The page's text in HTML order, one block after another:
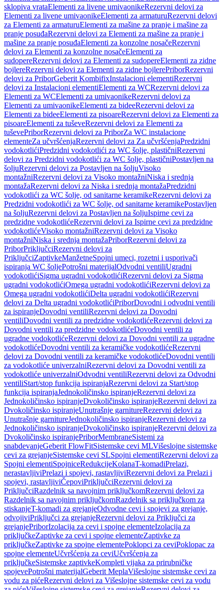
sklopiva vrataElementi za livene umivaonikeRezervni delovi za
Elementi za livene umivaonikeElementi za armaturuRezervni delovi
za Elementi za armaturuElementi za mašine za pranje i mašine za
pranje posuđaRezervni delovi za Elementi za mašine za pranje i
mašine za pranje posuđaElementi za konzolne nosačeRezervni
delovi za Elementi za konzolne nosačeElementi za
sudopereRezervni delovi za Elementi za sudopereElementi za zidne
bojlereRezervni delovi za Elementi za zidne bojlerePriborRezervni
delovi za PriborGeberit KombifixInstalacioni elementiRezervni
delovi za Instalacioni elementiElementi za WCRezervni delovi za
Elementi za WCElementi za umivaonikeRezervni delovi za
Elementi za umivaonikeElementi za bideeRezervni delovi za
Elementi za bideeElementi za pisoareRezervni delovi za Elementi za
pisoareElementi za tuševeRezervni delovi za Elementi za
tuševePriborRezervni delovi za PriborZa WC instalacione
elementeZa učvršćenjaRezervni delovi za Za učvršćenjaPredzidni
vodokotlićiPredzidni vodokotlići za WC šolje, plastičniRezervni
delovi za Predzidni vodokotlići za WC šolje, plastičniPostavljen na
šoljuRezervni delovi za Postavljen na šoljuVisoko
montažniRezervni delovi za Visoko montažniNiska i srednja
montažaRezervni delovi za Niska i srednja montažaPredzidni
vodokotlići za WC šolje, od sanitarne keramikeRezervni delovi za
Predzidni vodokotlići za WC šolje, od sanitarne keramikePostavljen
na šoljuRezervni delovi za Postavljen na šoljuIspirne cevi za
predzidne vodokotlićeRezervni delovi za Ispirne cevi za predzidne
vodokotlićeVisoko montažniRezervni delovi za Visoko
montažniNiska i srednja montažaPriborRezervni delovi za
PriborPriključciRezervni delovi za
PriključciZaptivkeManžetneSpojni umeci, rozetni i usporivači
ispiranja WC šoljePotrošni materijalOdvodni ventiliUgradni
vodokotlićiSigma ugradni vodokotlićiRezervni delovi za Sigma
ugradni vodokotlićiOmega ugradni vodokotlićiRezervni delovi za
Omega ugradni vodokotlićiDelta ugradni vodokotlićiRezervni
delovi za Delta ugradni vodokotlićiPriborDovodni i odvodni ventili
za ispiranjeDovodni ventiliRezervni delovi za Dovodni
ventiliDovodni ventili za predzidne vodokotlićeRezervni delovi za
Dovodni ventili za predzidne vodokotlićeDovodni ventili za
ugradne vodokotlićeRezervni delovi za Dovodni ventili za ugradne
vodokotlićeDovodni ventili za keramičke vodokotlićeRezervni
delovi za Dovodni ventili za keramičke vodokotlićeDovodni ventili
za vodokotliće univerzalniRezervni delovi za Dovodni ventili za
vodokotliće univerzalniOdvodni ventiliRezervni delovi za Odvodni
ventiliStart/stop funkcija ispiranjaRezervni delovi za Start/stop
funkcija ispiranjaJednokoličinsko ispiranjeRezervni delovi za
Jednokoličinsko ispiranjeDvokoličinsko ispiranjeRezervni delovi za
Dvokoličinsko ispiranjeUnutrašnje garnitureRezervni delovi za
Unutrašnje garnitureJednokoličinsko ispiranjeRezervni delovi za
Jednokoličinsko ispiranjeDvokoličinsko ispiranjeRezervni delovi za
Dvokoličinsko ispiranjePriborMembraneSistemi za
snabdevanjeGeberit FlowFitSistemske cevi MLVišeslojne sistemske
cevi za grejanjeSistemske cevi SLSpojni elementiRezervni delovi za
Spojni elementiSpojniceRedukcijeKolanaT-komadiPrelazi,
nerastavljiviPrelazi i spojevi, rastavljiviRezervni delovi za Prelazi i
spojevi, rastavljiviČepoviPriključciRezervni delovi za
PriključciRazdelnik sa navojnim priključkomRezervni delovi za
Razdelnik sa navojnim priključkomRazdelnik sa priključkom za
stiskanjeT-komadi za grejanjeOdvodne cevi i spojevi za grejanje,
odvojiviPriključci za grejanjeRezervni delovi za Priključci za
grejanjePriborIzolacija za cevi i spojne elementeIzolacija za
priključkeZaptivke za cevi i spojne elementeZaptivke za
priključkeZaptivke za spojne elementePoklopci za ceviPoklopac za
spojne elementeUčvršćenja za ceviUčvršćenja za
priključkeSistemske zaptivkeKompleti vijaka za prirubničke
spojevePotrošni materijalGeberit MeplaVišeslojne sistemske cevi za
vodu za pićeRezervni delovi za Višeslojne sistemske cevi za vodu